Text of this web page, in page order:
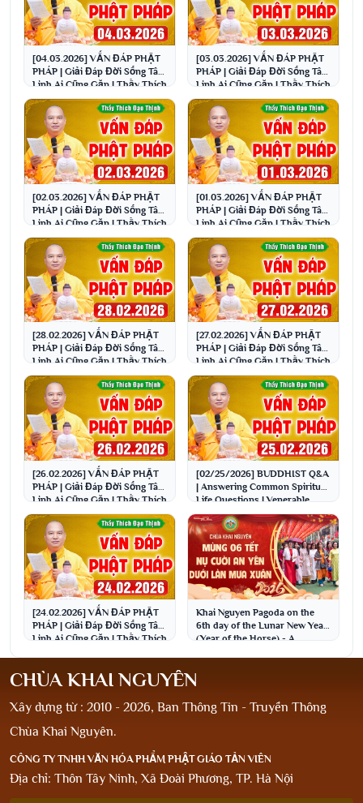
[04.03.2026] VẤN ĐÁP PHẬT
PHÁP | Giải Đáp Đời Sống Tâm
Linh Ai Cũng Gặp | Thầy Thích
Đạo Thịnh
[03.03.2026] VẤN ĐÁP PHẬT
PHÁP | Giải Đáp Đời Sống Tâm
Linh Ai Cũng Gặp | Thầy Thích
Đạo Thịnh
[02.03.2026] VẤN ĐÁP PHẬT
PHÁP | Giải Đáp Đời Sống Tâm
Linh Ai Cũng Gặp | Thầy Thích
Đạo Thịnh
[01.03.2026] VẤN ĐÁP PHẬT
PHÁP | Giải Đáp Đời Sống Tâm
Linh Ai Cũng Gặp | Thầy Thích
Đạo Thịnh
[28.02.2026] VẤN ĐÁP PHẬT
PHÁP | Giải Đáp Đời Sống Tâm
Linh Ai Cũng Gặp | Thầy Thích
Đạo Thịnh
[27.02.2026] VẤN ĐÁP PHẬT
PHÁP | Giải Đáp Đời Sống Tâm
Linh Ai Cũng Gặp | Thầy Thích
Đạo Thịnh
[26.02.2026] VẤN ĐÁP PHẬT
PHÁP | Giải Đáp Đời Sống Tâm
Linh Ai Cũng Gặp | Thầy Thích
Đạo Thịnh
[02/25/2026] BUDDHIST Q&A
| Answering Common Spiritual
Life Questions | Venerable
Thich Dao Thinh
[24.02.2026] VẤN ĐÁP PHẬT
PHÁP | Giải Đáp Đời Sống Tâm
Linh Ai Cũng Gặp | Thầy Thích
Khai Nguyen Pagoda on the
6th day of the Lunar New Year
(Year of the Horse) - A
CHÙA KHAI NGUYÊN
Xây dựng từ : 2010 - 2026, Ban Thông Tin - Truyền Thông
Chùa Khai Nguyên.
CÔNG TY TNHH VĂN HÓA PHẨM PHẬT GIÁO TẢN VIÊN
Địa chỉ: Thôn Tây Ninh, Xã Đoài Phương, TP. Hà Nội